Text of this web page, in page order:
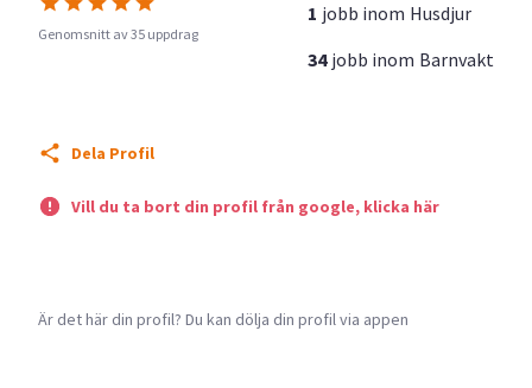
Genomsnitt av 35 uppdrag
1 jobb inom Husdjur
34 jobb inom Barnvakt
Dela Profil
Vill du ta bort din profil från google, klicka här
Är det här din profil? Du kan dölja din profil via appen